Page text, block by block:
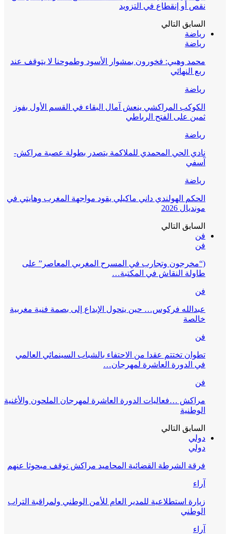
نقص أو إنقطاع في التزويد
السابق التالي
رياضة
رياضة
محمد وهبي: فخورون بمشوار الأسود وطموحنا لا يتوقف عند
ربع النهائي
رياضة
الكوكب المراكشي ينعش آمال البقاء في القسم الأول بفوز
ثمين على الفتح الرباطي
رياضة
نادي الحي المحمدي للملاكمة يتصدر بطولة عصبة مراكش-
آسفي
رياضة
الحكم الهولندي داني ماكيلي يقود مواجهة المغرب وهايتي في
مونديال 2026
السابق التالي
فن
فن
(“مخرجون وتجارب في المسرح المغربي المعاصر” على
طاولة النقاش في المكتبة…
فن
عبدالله فركوس… حين يتحول الإبداع إلى بصمة فنية مغربية
خالصة
فن
تطوان تختتم عقدا من الاحتفاء بالشباب السينمائي العالمي
في الدورة العاشرة لمهرجان…
فن
مراكش …فعاليات الدورة العاشرة لمهرجان الملحون والأغنية
الوطنية
السابق التالي
دولي
دولي
فرقة الشرطة القضائية المحاميد مراكش توقف مبحوثا عنهم
آراء
زيارة استطلاعية للمدير العام للأمن الوطني ولمراقبة التراب
الوطني
آراء